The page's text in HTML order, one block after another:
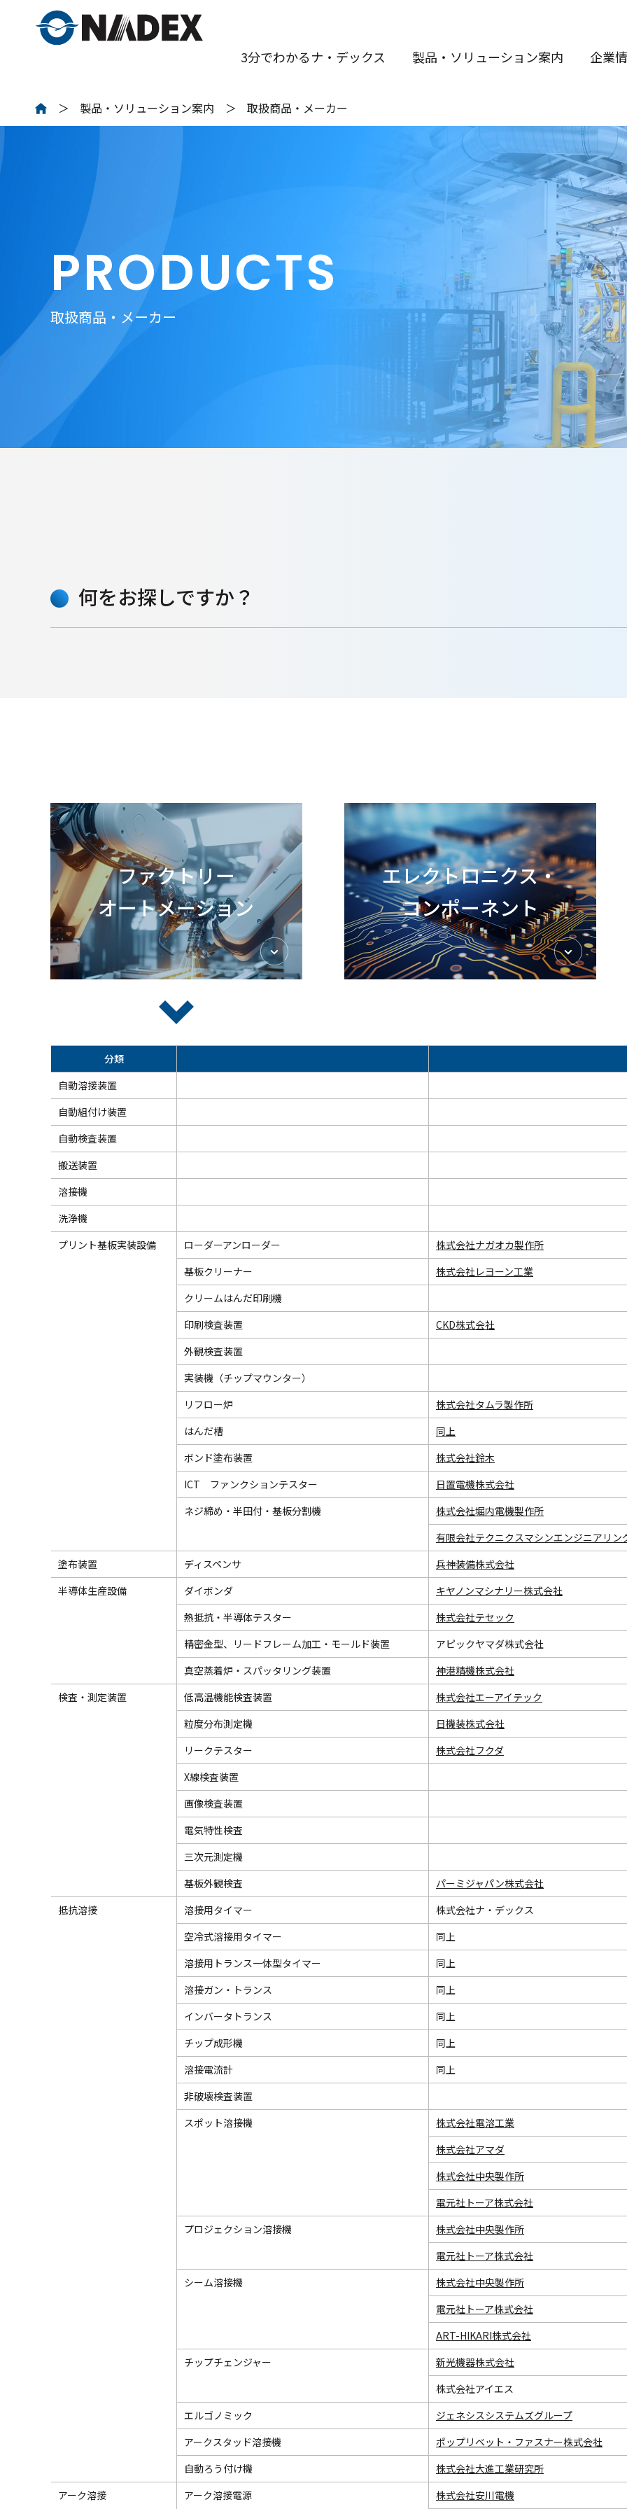
3分でわかるナ・デックス 製品・ソリューション案内 企業
製品・ソリューション案内 取扱商品・メーカー
PRODUCTS
取扱商品・メーカー
何をお探しですか？
ファクトリー
オートメーション
エレクトロニクス・
コンポーネント
分類
自動溶接装置
自動組付け装置
自動検査装置
搬送装置
溶接機
洗浄機
プリント基板実装設備
ローダーアンローダー
株式会社ナガオカ製作所
基板クリーナー
株式会社レヨーン工業
クリームはんだ印刷機
印刷検査装置
CKD株式会社
外観検査装置
実装機（チップマウンター）
リフロー炉
株式会社タムラ製作所
はんだ槽
同上
ボンド塗布装置
株式会社鈴木
ICT ファンクションテスター
日置電機株式会社
ネジ締め・半田付・基板分割機
株式会社堀内電機製作所
有限会社テクニクスマシンエンジニアリン
塗布装置
ディスペンサ
兵神装備株式会社
半導体生産設備
ダイボンダ
キヤノンマシナリー株式会社
熱抵抗・半導体テスター
株式会社テセック
精密金型、リードフレーム加工・モールド装置
アピックヤマダ株式会社
真空蒸着炉・スパッタリング装置
神港精機株式会社
検査・測定装置
低高温機能検査装置
株式会社エーアイテック
粒度分布測定機
日機装株式会社
リークテスター
株式会社フクダ
X線検査装置
画像検査装置
電気特性検査
三次元測定機
基板外観検査
パーミジャパン株式会社
抵抗溶接
溶接用タイマー
株式会社ナ・デックス
空冷式溶接用タイマー
同上
溶接用トランス一体型タイマー
同上
溶接ガン・トランス
同上
インバータトランス
同上
チップ成形機
同上
溶接電流計
同上
非破壊検査装置
スポット溶接機
株式会社電溶工業
株式会社アマダ
株式会社中央製作所
電元社トーア株式会社
プロジェクション溶接機
株式会社中央製作所
電元社トーア株式会社
シーム溶接機
株式会社中央製作所
電元社トーア株式会社
ART-HIKARI株式会社
チップチェンジャー
新光機器株式会社
株式会社アイエス
エルゴノミック
ジェネシスシステムズグループ
アークスタッド溶接機
ポップリベット・ファスナー株式会社
自動ろう付け機
株式会社大進工業研究所
アーク溶接
アーク溶接電源 株式会社安川電機